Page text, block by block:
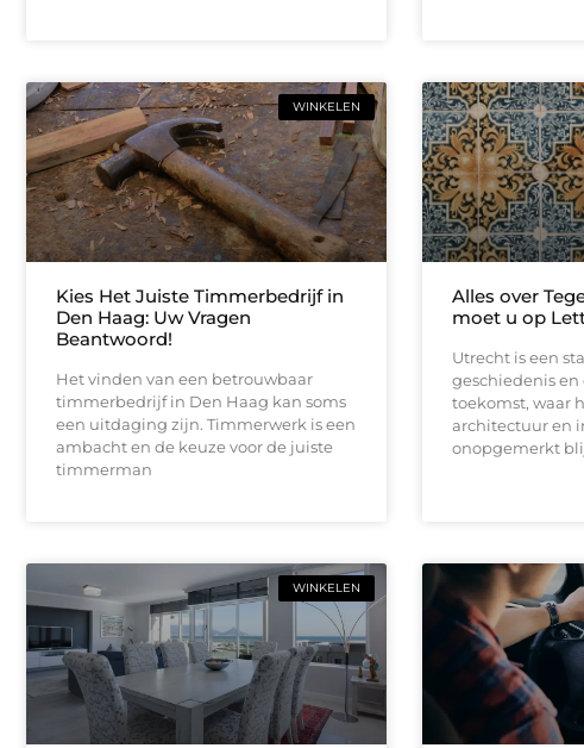
WINKELEN
Kies Het Juiste Timmerbedrijf in
Den Haag: Uw Vragen
Beantwoord!
Het vinden van een betrouwbaar
timmerbedrijf in Den Haag kan soms
een uitdaging zijn. Timmerwerk is een
ambacht en de keuze voor de juiste
timmerman
Alles over
moet u op
Utrecht is een
geschiedenis
toekomst, waar
architectuur en
onopgemerkt
WINKELEN